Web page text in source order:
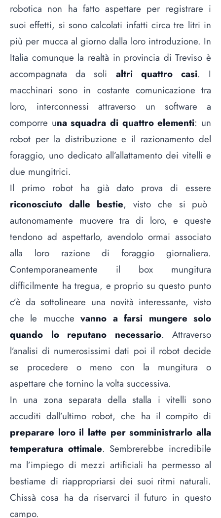
robotica non ha fatto aspettare per registrare i
suoi effetti, si sono calcolati infatti circa tre litri in
più per mucca al giorno dalla loro introduzione. In
Italia comunque la realtà in provincia di Treviso è
accompagnata da soli altri quattro casi. I
macchinari sono in costante comunicazione tra
loro, interconnessi attraverso un software a
comporre una squadra di quattro elementi: un
robot per la distribuzione e il razionamento del
foraggio, uno dedicato all’allattamento dei vitelli e
due mungitrici.
Il primo robot ha già dato prova di essere
riconosciuto dalle bestie, visto che si può
autonomamente muovere tra di loro, e queste
tendono ad aspettarlo, avendolo ormai associato
alla loro razione di foraggio giornaliera.
Contemporaneamente il box mungitura
difficilmente ha tregua, e proprio su questo punto
c’è da sottolineare una novità interessante, visto
che le mucchevanno a farsi mungere solo
quando lo reputano necessario. Attraverso
l’analisi di numerosissimi dati poi il robot decide
se procedere o meno con la mungitura o
aspettare che tornino la volta successiva.
In una zona separata della stalla i vitelli sono
accuditi dall’ultimo robot, che ha il compito di
preparare loro il latte per somministrarlo alla
temperatura ottimale. Sembrerebbe incredibile
ma l’impiego di mezzi artificiali ha permesso al
bestiame di riappropriarsi dei suoi ritmi naturali.
Chissà cosa ha da riservarci il futuro in questo
campo.